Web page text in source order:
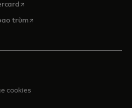
opens in a new tab
trùmopens in a new tab
cookies